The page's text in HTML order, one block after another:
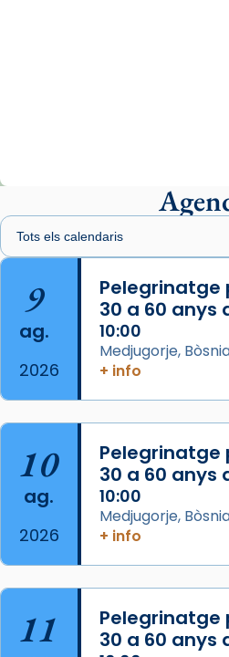
presidit aquest 27 de
Santes de Mataró.
🔗
📸 J. Merino
Photo
View on Facebook ·
de Barcelona.
Aquest dilluns, 27 de
missa d’acció de
comitè organitzador de
del Sant Pare Lleó XIV a
col·laboradors, a la
L’arquebisbe de
Josep Omella, ha
concelebrat el bisbe
Mons. David Abadías.
9
ag.
2026
Pelegrinatge
30 a 60 anys
10:00
Medjugorje,
+ info
10
ag.
2026
Pelegrinatge
30 a 60 anys
10:00
Medjugorje,
+ info
11
Pelegrinatge
30 a 60 anys